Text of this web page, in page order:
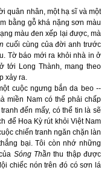
quân nhân, một hạ sĩ và một
bằng gỗ khá nặng sơn màu
màu đen xếp lại được, mà
cuối cùng của đời anh trước
Tờ báo mới ra khỏi nhà in ở
tới Long Thành, mang theo
xảy ra.
cuộc ngưng bắn da beo --
miền Nam có thể phải chấp
đến mấy, có thể tin là sẽ
để Hoa Kỳ rút khỏi Việt Nam
chiến tranh ngăn chặn làn
bại. Tôi còn nhớ những
Sóng Thần thu thập được
chiếc nón trên đó có sơn lá